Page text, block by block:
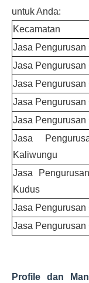
untuk Anda:
Kecamatan
Jasa Pengurusan
Jasa
Jasa Pengurusan
Jasa Pengurusan
Jasa
Jasa
Kaliwungu
Jasa
Kudus
Jasa
Jasa
Profile dan